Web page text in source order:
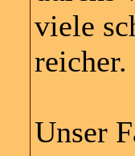
viele
reicher.
Unser